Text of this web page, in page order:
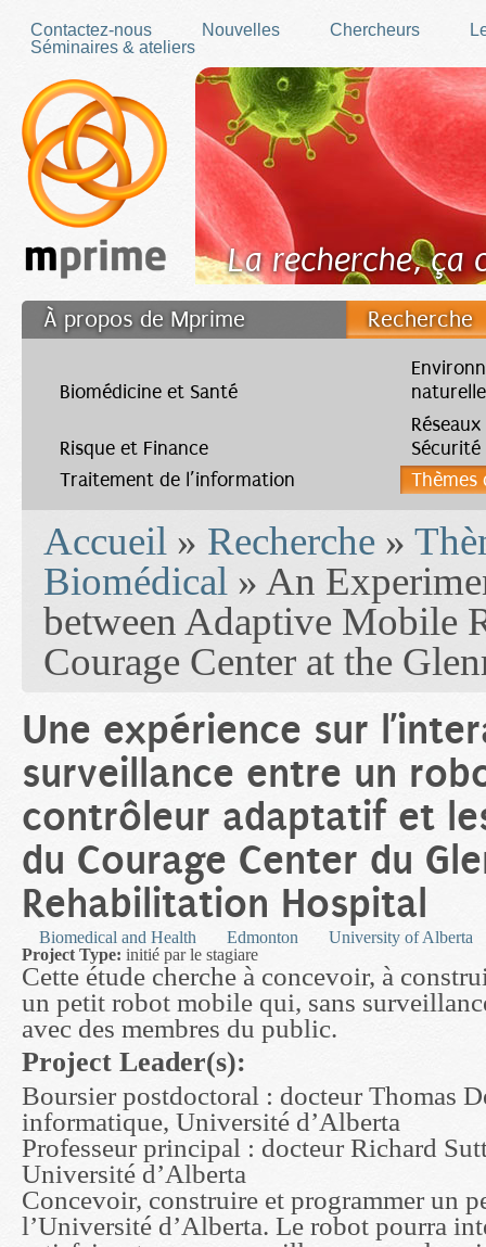
Contactez-nous
Nouvelles Chercheurs
Séminaires & ateliers
La recherche, ça
À propos de Mprime
Recherche
Filler fr
Biomédicine et Santé
Risque et Finance
Sécurité
Traitement de l’information
Thèmes
Accueil » Recherche »
Biomédical » An
between Adaptive Mobile
Courage Center at the
Une expérience sur
surveillance entre un
contrôleur adaptatif et
du Courage Center du
Rehabilitation Hospital
Biomedical and Health Edmonton
University of Alberta
Project Type: initié par le stagiare
Cette étude cherche à concevoir, à
un petit robot mobile qui, sans
avec des membres du public.
Project Leader(s):
Boursier postdoctoral : docteur Thomas
informatique, Université d’Alberta
Professeur principal : docteur Richard
Université d’Alberta
Concevoir, construire et programmer un
l’Université d’Alberta. Le robot pourra